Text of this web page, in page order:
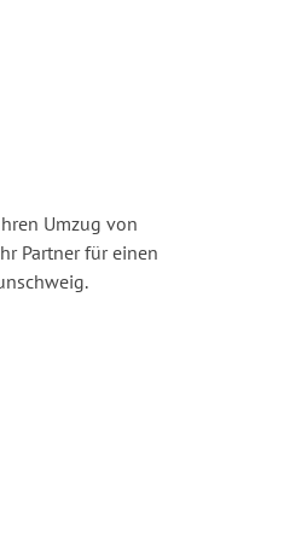
Umzug von
Partner für einen